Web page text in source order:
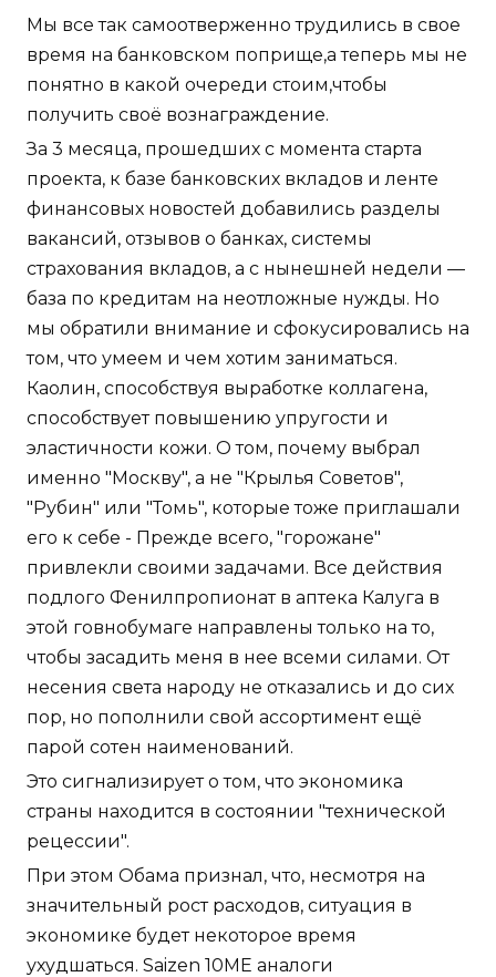
Мы все так самоотверженно трудились в свое
время на банковском поприще,а теперь мы не
понятно в какой очереди стоим,чтобы
получить своё вознаграждение.
За 3 месяца, прошедших с момента старта
проекта, к базе банковских вкладов и ленте
финансовых новостей добавились разделы
вакансий, отзывов о банках, системы
страхования вкладов, а с нынешней недели —
база по кредитам на неотложные нужды. Но
мы обратили внимание и сфокусировались на
том, что умеем и чем хотим заниматься.
Каолин, способствуя выработке коллагена,
способствует повышению упругости и
эластичности кожи. О том, почему выбрал
именно "Москву", а не "Крылья Советов",
"Рубин" или "Томь", которые тоже приглашали
его к себе - Прежде всего, "горожане"
привлекли своими задачами. Все действия
подлого Фенилпропионат в аптека Калуга в
этой говнобумаге направлены только на то,
чтобы засадить меня в нее всеми силами. От
несения света народу не отказались и до сих
пор, но пополнили свой ассортимент ещё
парой сотен наименований.
Это сигнализирует о том, что экономика
страны находится в состоянии "технической
рецессии".
При этом Обама признал, что, несмотря на
значительный рост расходов, ситуация в
экономике будет некоторое время
ухудшаться. Saizen 10ME аналоги